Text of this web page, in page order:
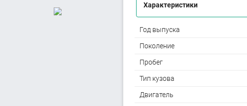
Характеристики
Год выпуска
Поколение
Пробег
Тип кузова
Двигатель